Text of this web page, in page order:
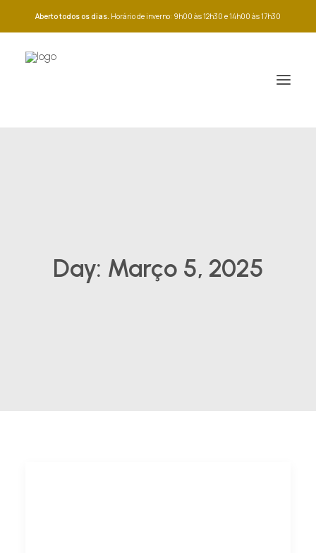
Aberto todos os dias. Horário de inverno: 9h00 às 12h30 e 14h00 às 17h30
Day: Março 5, 2025